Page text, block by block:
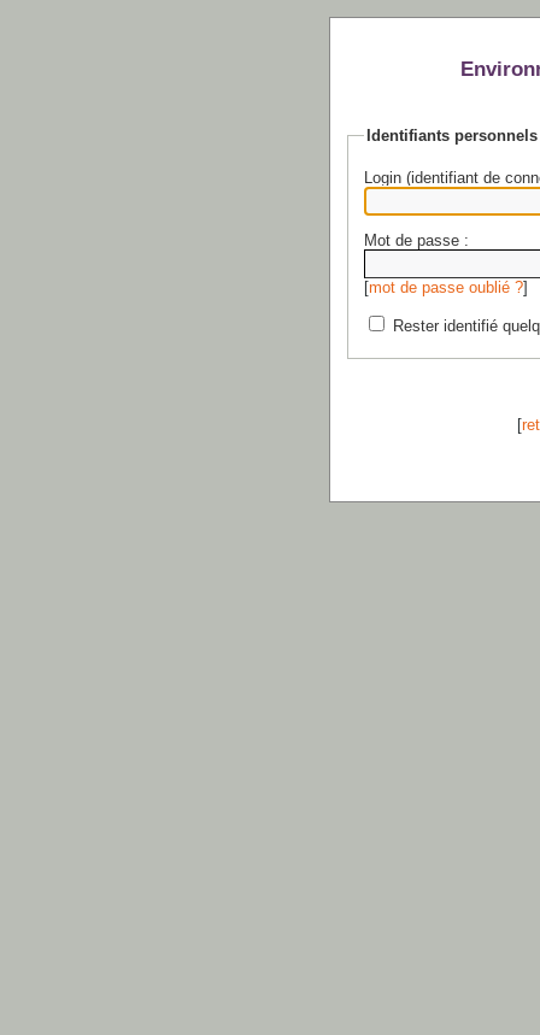
Identifiants personnels
Login (identifiant de
Mot de passe :
[mot de passe oublié ?]
Rester identifié
[